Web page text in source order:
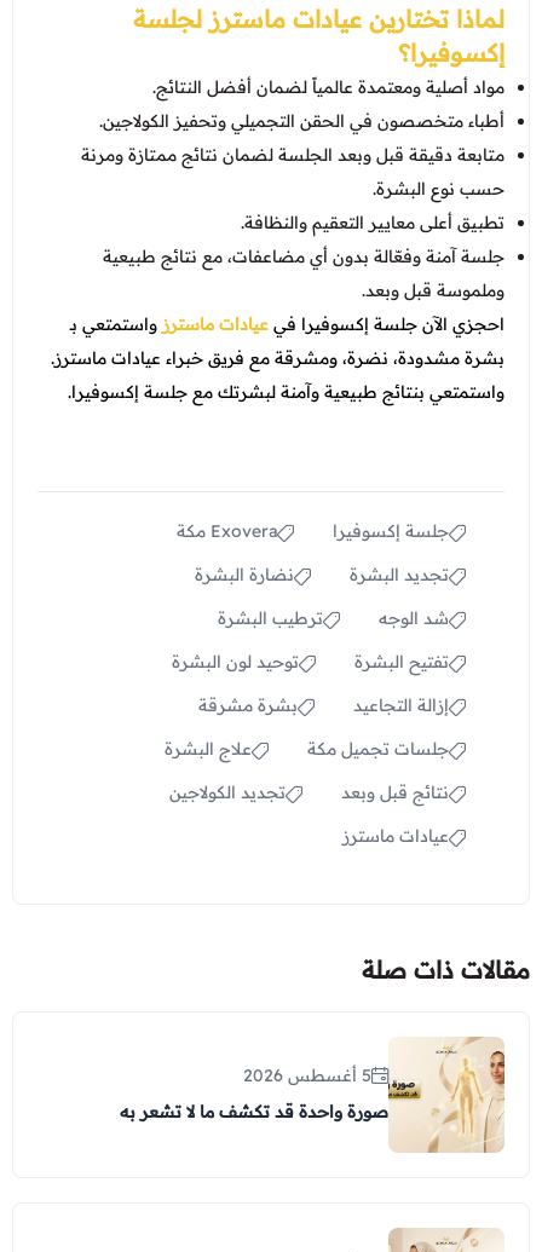
لماذا تختارين عيادات ماسترز لجلسة
إكسوفيرا؟
مواد أصلية ومعتمدة عالمياً لضمان أفضل النتائج.
أطباء متخصصون في الحقن التجميلي وتحفيز الكولاجين.
متابعة دقيقة قبل وبعد الجلسة لضمان نتائج ممتازة ومرنة
حسب نوع البشرة.
تطبيق أعلى معايير التعقيم والنظافة.
جلسة آمنة وفعّالة بدون أي مضاعفات، مع نتائج طبيعية
وملموسة قبل وبعد.
احجزي الآن جلسة إكسوفيرا فيعيادات ماسترزواستمتعي بـ
بشرة مشدودة، نضرة، ومشرقة مع فريق خبراء عيادات ماسترز.
واستمتعي بنتائج طبيعية وآمنة لبشرتك مع جلسة إكسوفيرا.
جلسة إكسوفيرا
Exovera مكة
تجديد البشرة
نضارة البشرة
شد الوجه
ترطيب البشرة
تفتيح البشرة
توحيد لون البشرة
إزالة التجاعيد
بشرة مشرقة
جلسات تجميل مكة
علاج البشرة
نتائج قبل وبعد
تجديد الكولاجين
عيادات ماسترز
مقالات ذات صلة
5 أغسطس 2026
صورة واحدة قد تكشف ما لا تشعر به